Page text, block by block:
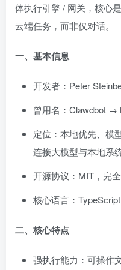
体执行引擎 / 网关，核心
云端任务，而非仅对话。
一、基本信息
开发者：Peter
曾用名：Clawdbot
定位：本地优先、模
连接大模型与本地系
开源协议：MIT，完
核心语言：TypeScript
二、核心特点
强执行能力：可操作